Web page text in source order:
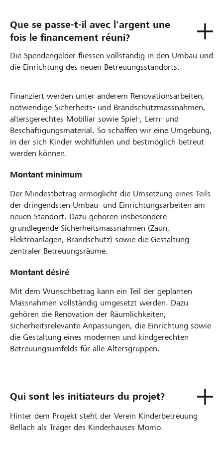
Que se passe-t-il avec l'argent une
fois le financement réuni?
Die Spendengelder fliessen vollständig in den Umbau und
die Einrichtung des neuen Betreuungsstandorts.
Finanziert werden unter anderem Renovationsarbeiten,
notwendige Sicherheits- und Brandschutzmassnahmen,
altersgerechtes Mobiliar sowie Spiel-, Lern- und
Beschäftigungsmaterial. So schaffen wir eine Umgebung,
in der sich Kinder wohlfühlen und bestmöglich betreut
werden können.
Montant minimum
Der Mindestbetrag ermöglicht die Umsetzung eines Teils
der dringendsten Umbau- und Einrichtungsarbeiten am
neuen Standort. Dazu gehören insbesondere
grundlegende Sicherheitsmassnahmen (Zaun,
Elektroanlagen, Brandschutz) sowie die Gestaltung
zentraler Betreuungsräume.
Montant désiré
Mit dem Wunschbetrag kann ein Teil der geplanten
Massnahmen vollständig umgesetzt werden. Dazu
gehören die Renovation der Räumlichkeiten,
sicherheitsrelevante Anpassungen, die Einrichtung sowie
die Gestaltung eines modernen und kindgerechten
Betreuungsumfelds für alle Altersgruppen.
Qui sont les initiateurs du projet?
Hinter dem Projekt steht der Verein Kinderbetreuung
Bellach als Träger des Kinderhauses Momo.